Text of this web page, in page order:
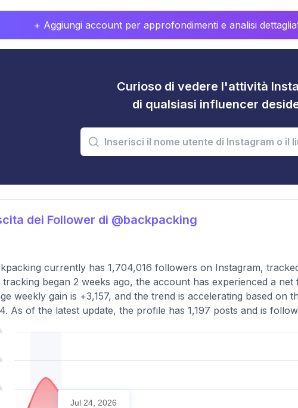
+ Aggiungi account per approfondimenti e analisi
Curioso di vedere l'attività
di qualsiasi influencer
dei Follower di @backpacking
currently has 1,704,016 followers on Instagram,
tracking began 2 weeks ago, the account has experienced a
weekly gain is +3,157, and the trend is accelerating based on
As of the latest update, the profile has 1,197 posts and is
Jul 24, 2026